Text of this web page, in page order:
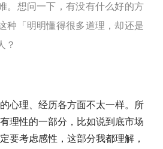
。想问一下，有没有什么好的方
种「明明懂得很多道理，却还是
？
心理、经历各方面不太一样。所
理性的一部分，比如说到底市场
要考虑感性，这部分我都理解，